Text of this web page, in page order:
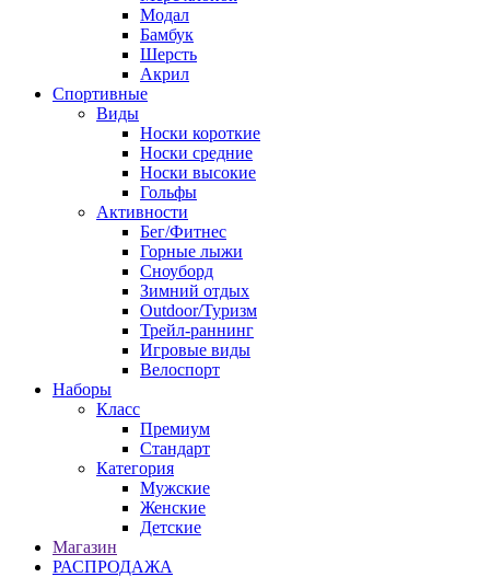
Модал
Бамбук
Шерсть
Акрил
Спортивные
Виды
Носки короткие
Носки средние
Носки высокие
Гольфы
Активности
Бег/Фитнес
Горные лыжи
Сноуборд
Зимний отдых
Outdoor/Туризм
Трейл-раннинг
Игровые виды
Велоспорт
Наборы
Класс
Премиум
Стандарт
Категория
Мужские
Женские
Детские
Магазин
РАСПРОДАЖА